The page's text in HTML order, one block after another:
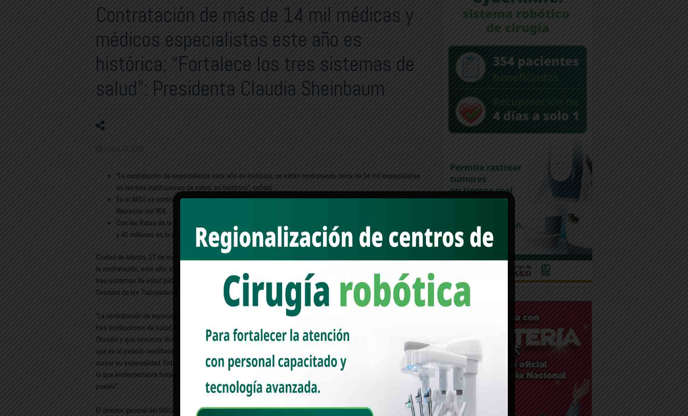
Contratación de más de 14 mil médicas y
médicos especialistas este año es
histórica; “Fortalece los tres sistemas de
salud”: Presidenta Claudia Sheinbaum
marzo 17, 2026
“La contratación de especialistas este año es histórica, se están contratando cerca de 14 mil especialistas
en las tres instituciones de salud, es histórico”, señaló
En el IMSS se contrataron 10 mil 785 médicas y médicos especialistas, en el ISSSTE mil 295 y en el IMSS
Bienestar mil 956
Con las Rutas de la Salud se han entregado 160 millones de piezas de medicamentos: 115 millones en 2025
y 45 millones en lo que va de 2026
Ciudad de México, 17 de marzo de 2026.- La Presidenta de México, Claudia Sheinbaum Pardo, calificó como histórica
la contratación, este año, de más de 14 mil médicas y médicos especialistas con lo que, aseguró, se fortalecen los
tres sistemas de salud pública: el Instituto Mexicano del Seguro Social (IMSS), el Instituto de Seguridad y Servicios
Sociales de los Trabajadores del Estado (ISSSTE) y el IMSS Bienestar.
“La contratación de especialistas este año es histórica, se están contratando cerca de 14 mil especialistas en las
tres instituciones de salud, es histórico. Tiene que ver con la modificación que se hizo con el presidente López
Obrador y que nosotros dimos continuidad de que entraran más médicos a las especialidades, porque recuerden
que en el periodo neoliberal disminuyó muchísimo la entrada de médicos para poder ser especialistas, para poder
cursar su especialidad. Entonces este año de manera histórica se están contratando cerca de 14 mil especialistas,
lo que evidentemente fortalece los tres sistemas de salud”, resaltó en la conferencia matutina: “Las mañaneras del
pueblo”.
El director general del IMSS, Zoé Robledo Aburto, destacó que en esta institución se registró el número más alto de